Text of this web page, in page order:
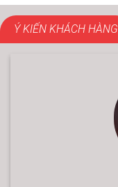
Ý KIẾN KHÁCH HÀNG